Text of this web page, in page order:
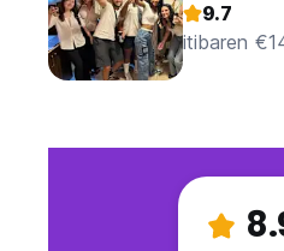
9.7
itibaren